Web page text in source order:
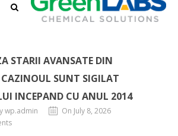
STARII AVANSATE DIN
SUNT SIGILAT
INCEPAND CU ANUL 2014
wp.admin
On July 8, 2026